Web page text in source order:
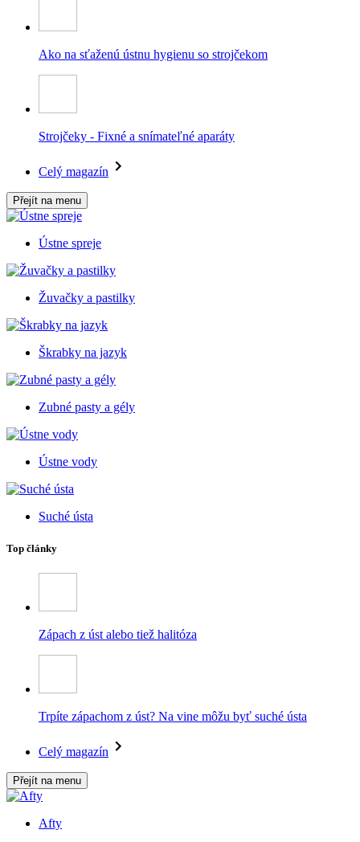
Ako na sťaženú ústnu hygienu so strojčekom
Strojčeky - Fixné a snímateľné aparáty
Celý magazín
Přejít na menu
Ústne spreje
Žuvačky a pastilky
Škrabky na jazyk
Zubné pasty a gély
Ústne vody
Suché ústa
Top články
Zápach z úst alebo tiež halitóza
Trpíte zápachom z úst? Na vine môžu byť suché ústa
Celý magazín
Přejít na menu
Afty